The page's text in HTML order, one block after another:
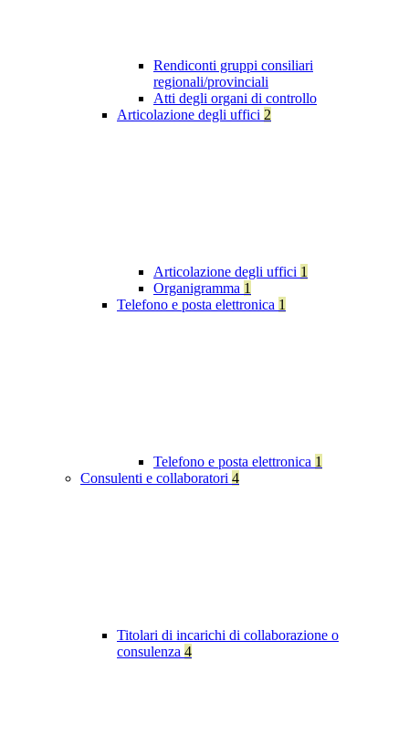
Rendiconti gruppi consiliari
regionali/provinciali
Atti degli organi di controllo
Articolazione degli uffici 2
Articolazione degli uffici 1
Organigramma 1
Telefono e posta elettronica 1
Telefono e posta elettronica 1
Consulenti e collaboratori 4
Titolari di incarichi di collaborazione o
consulenza 4